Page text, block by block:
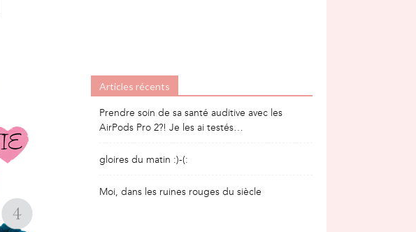
Articles récents
Prendre soin de sa santé auditive avec les
AirPods Pro 2?! Je les ai testés…
gloires du matin :)-(:
Moi, dans les ruines rouges du siècle